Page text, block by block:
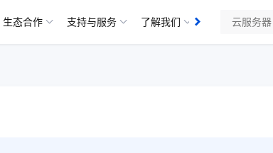
生态合作 支持与服务
了解我们